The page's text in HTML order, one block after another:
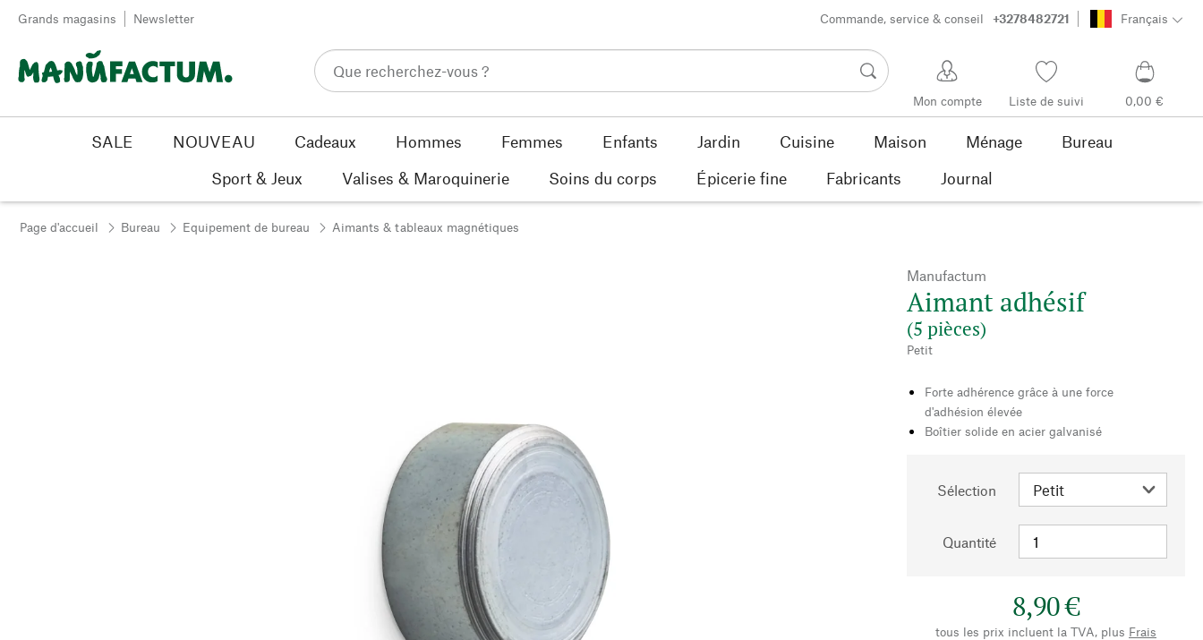
Passer au contenu
Grands magasins Newsletter Commande, service & conseil +3278482721 Français
Mon compte Liste de suivi 0,00 €
SALE NOUVEAU Cadeaux Hommes Femmes Enfants Jardin Cuisine Maison Ménage
Bureau
Sport & Jeux
Valises & Maroquinerie Soins du corps Épicerie fine Fabricants Journal
Page d'accueil Bureau Equipement de bureau Aimants & tableaux magnétiques
Manufactum
Aimant adhésif
(5 pièces)
Petit
Forte adhérence grâce à une force
d'adhésion élevée
Boîtier solide en acier galvanisé
Sélection
Quantité
8,90 €
tous les prix incluent la TVA, plus Frais